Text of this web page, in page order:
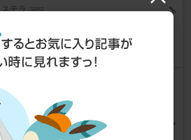
ステラ [RN]
7
ER CHARGER PULLEY LOW
BOOST SET
ステラ [RN]